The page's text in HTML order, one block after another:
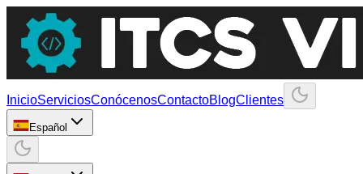
InicioServiciosConócenosContactoBlogClientes
Español